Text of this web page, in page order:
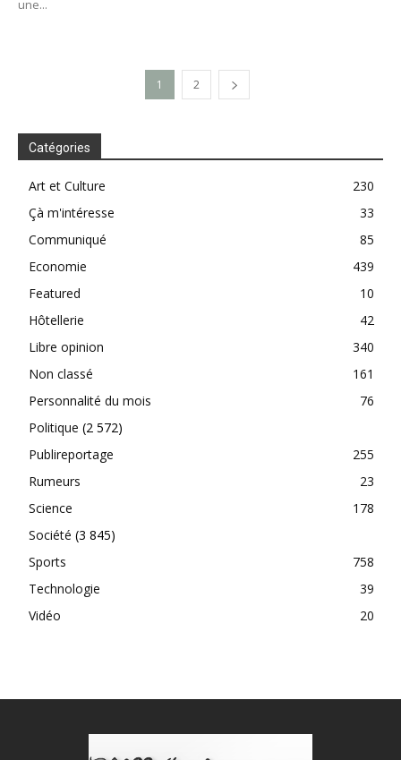
une...
1 2
Catégories
Art et Culture
230
Çà m'intéresse
33
Communiqué
85
Economie
439
Featured
10
Hôtellerie
42
Libre opinion
340
Non classé
161
Personnalité du mois
76
Politique (2 572)
Publireportage
255
Rumeurs
23
Science
178
Société (3 845)
Sports
758
Technologie
39
Vidéo
20